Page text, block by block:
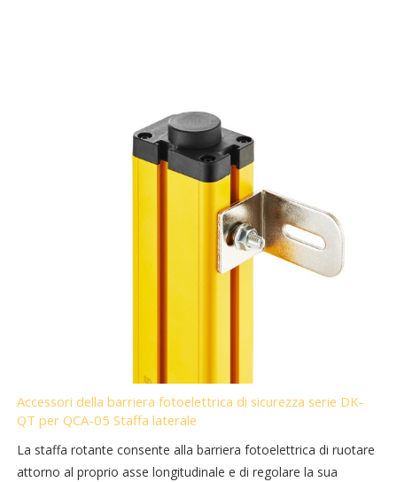
Accessori della barriera fotoelettrica di sicurezza serie DK-
QT per QCA-05 Staffa laterale
La staffa rotante consente alla barriera fotoelettrica di ruotare
attorno al proprio asse longitudinale e di regolare la sua